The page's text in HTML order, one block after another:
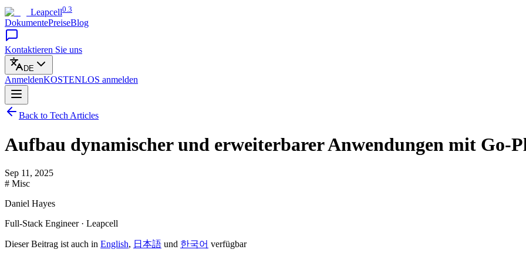
Leapcell0.3
DokumentePreiseBlog
Kontaktieren Sie uns
DE
AnmeldenKOSTENLOS anmelden
Back to Tech Articles
Aufbau dynamischer und erweiterbarer Anwendungen mit Go-
Sep 11, 2025
# Misc
Daniel Hayes
Full-Stack Engineer · Leapcell
Dieser Beitrag ist auch in English, 日本語 und 한국어 verfügbar